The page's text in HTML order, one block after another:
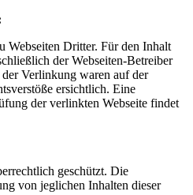
Webseiten Dritter. Für den Inhalt
der Webseiten-Betreiber
Verlinkung waren auf der
ersichtlich. Eine
der verlinkten Webseite findet
geschützt. Die
von jeglichen Inhalten dieser